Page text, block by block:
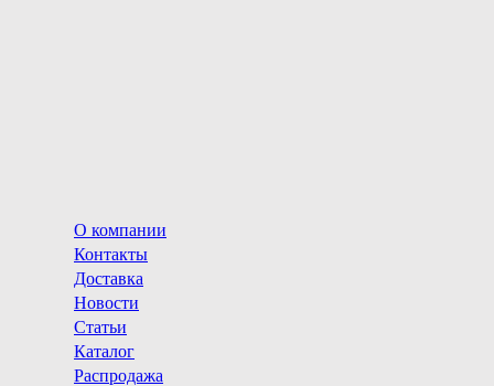
О компании
Контакты
Доставка
Новости
Статьи
Каталог
Распродажа